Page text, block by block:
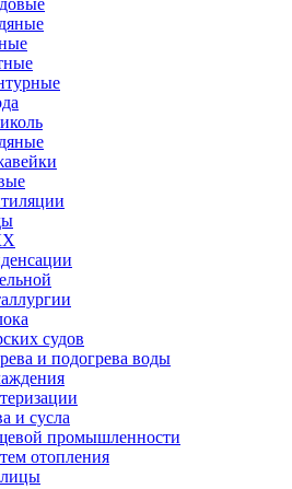
судов
и подогрева воды
и сусла
промышленности
отопления